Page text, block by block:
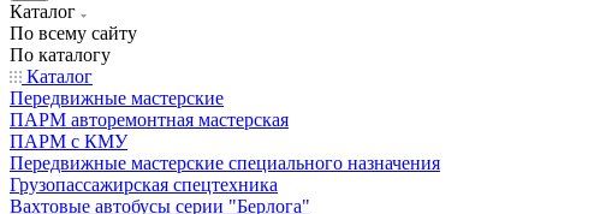
Каталог
По всему сайту
По каталогу
Каталог
Передвижные мастерские
ПАРМ авторемонтная мастерская
ПАРМ с КМУ
Передвижные мастерские специального назначения
Грузопассажирская спецтехника
Вахтовые автобусы серии "Берлога"